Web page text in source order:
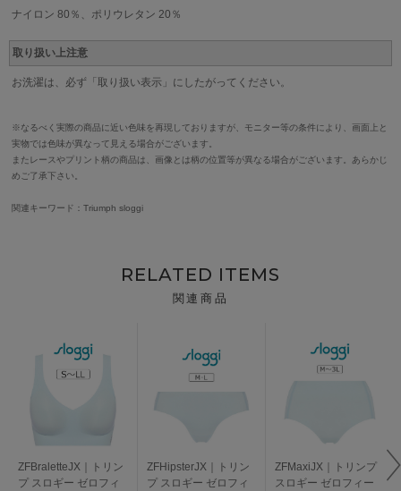
ナイロン 80％、ポリウレタン 20％
取り扱い上注意
お洗濯は、必ず「取り扱い表示」にしたがってください。
※なるべく実際の商品に近い色味を再現しておりますが、モニター等の条件により、画面上と
実物では色味が異なって見える場合がございます。
またレースやプリント柄の商品は、画像とは柄の位置等が異なる場合がございます。あらかじ
めご了承下さい。
関連キーワード：Triumph sloggi
RELATED ITEMS
関連商品
ZFBraletteJX｜トリン
プ スロギー ゼロフィ
ZFHipsterJX｜トリン
プ スロギー ゼロフィ
ZFMaxiJX｜トリンプ
スロギー ゼロフィー